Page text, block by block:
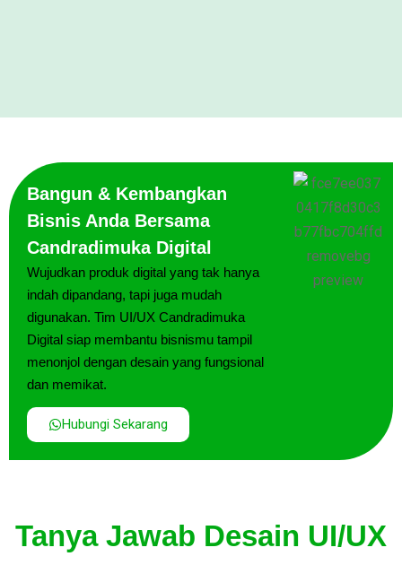
Bangun & Kembangkan
Bisnis Anda Bersama
Candradimuka Digital
Wujudkan produk digital yang tak hanya
indah dipandang, tapi juga mudah
digunakan. Tim UI/UX Candradimuka
Digital siap membantu bisnismu tampil
menonjol dengan desain yang fungsional
dan memikat.
Hubungi Sekarang
Tanya Jawab Desain UI/UX